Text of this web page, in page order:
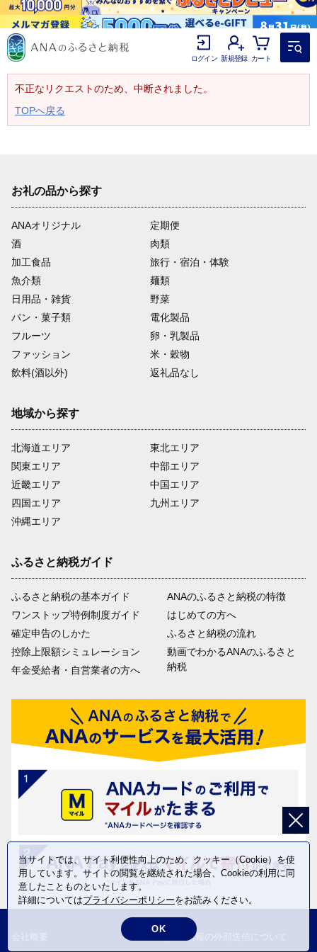
ログイン 新規登録 カート
不正なリクエストのため、中断されました。
TOPへ戻る
お礼の品から探す
ANAオリジナル
定期便
酒
肉類
加工食品
旅行・宿泊・体験
魚介類
麺類
日用品・雑貨
野菜
パン・菓子類
電化製品
フルーツ
卵・乳製品
ファッション
米・穀物
飲料(酒以外)
返礼品なし
地域から探す
北海道エリア
関東エリア
近畿エリア
四国エリア
沖縄エリア
東北エリア
中部エリア
中国エリア
九州エリア
ふるさと納税ガイド
ふるさと納税の基本ガイド
ワンストップ特例制度ガイド
確定申告のしかた
控除上限額シミュレーション
年金受給者・自営業者の方へ
ANAのふるさと納税の特徴
はじめての方へ
ふるさと納税の流れ
動画でわかるANAのふるさと
納税
会社概要
利用者情報の外部送信について
当サイトでは、サイト利便性向上のため、クッキー（Cookie）を使
用しています。サイトの閲覧を継続された場合、Cookieの利用に同
意したことものといたします。
詳細についてはプライバシーポリシーをお読みください。
OK